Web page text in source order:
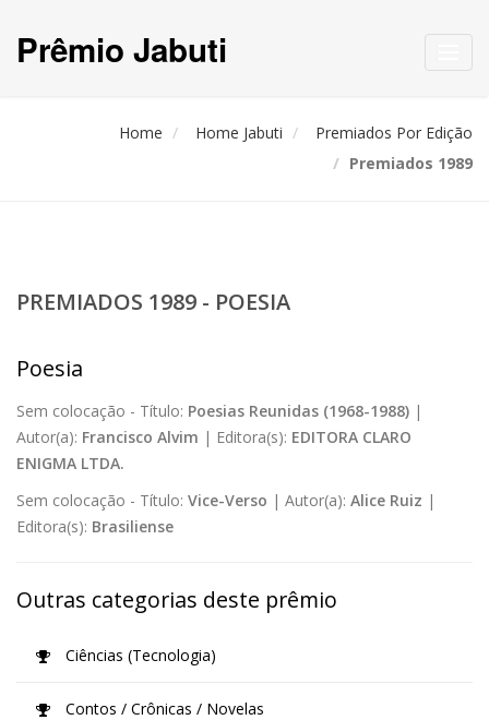
Prêmio Jabuti
Home Home Jabuti
Premiados Por Edição
Premiados 1989
PREMIADOS 1989 - POESIA
Poesia
Sem colocação - Título: Poesias Reunidas (1968-1988) |
Autor(a): Francisco Alvim | Editora(s): EDITORA CLARO
ENIGMA LTDA.
Sem colocação - Título: Vice-Verso | Autor(a): Alice Ruiz |
Editora(s): Brasiliense
Outras categorias deste prêmio
Ciências (Tecnologia)
Contos / Crônicas / Novelas